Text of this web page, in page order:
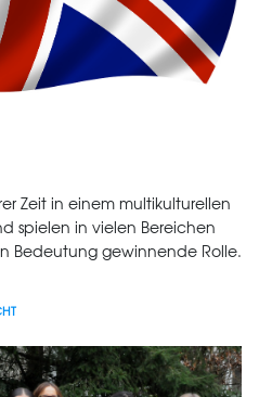
Zeit in einem multikulturellen
spielen in vielen Bereichen
Bedeutung gewinnende Rolle.